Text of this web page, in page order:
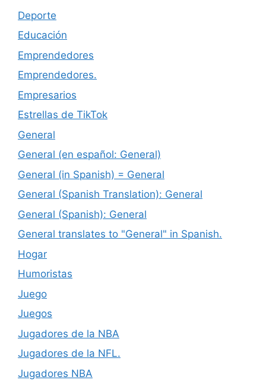
Deporte
Educación
Emprendedores
Emprendedores.
Empresarios
Estrellas de TikTok
General
General (en español: General)
General (in Spanish) = General
General (Spanish Translation): General
General (Spanish): General
General translates to "General" in Spanish.
Hogar
Humoristas
Juego
Juegos
Jugadores de la NBA
Jugadores de la NFL.
Jugadores NBA